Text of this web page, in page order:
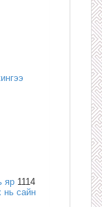
яр 1114
нь сайн